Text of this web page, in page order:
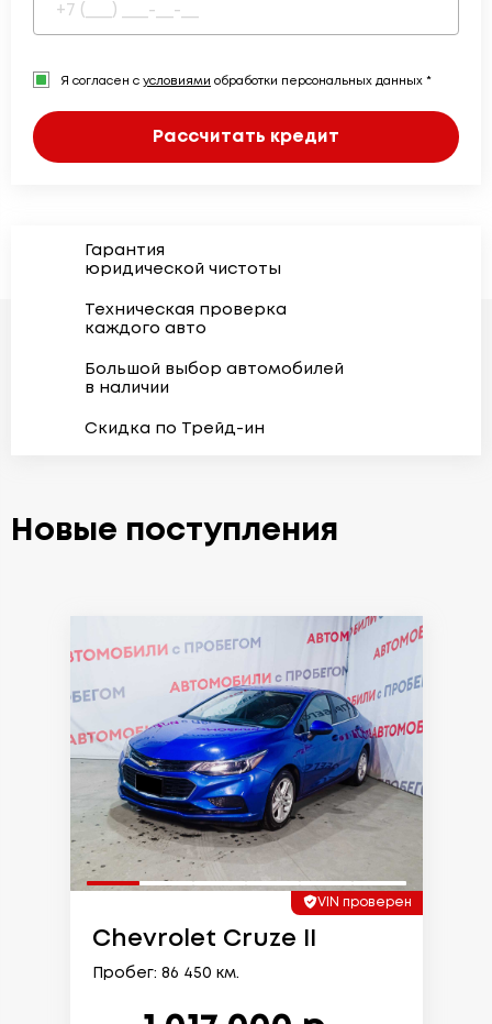
Я согласен с условиями обработки персональных данных *
Рассчитать кредит
Гарантия
юридической чистоты
Техническая проверка
каждого авто
Большой выбор автомобилей
в наличии
Скидка по Трейд-ин
Новые поступления
VIN проверен
Chevrolet Cruze II
Пробег: 86 450 км.